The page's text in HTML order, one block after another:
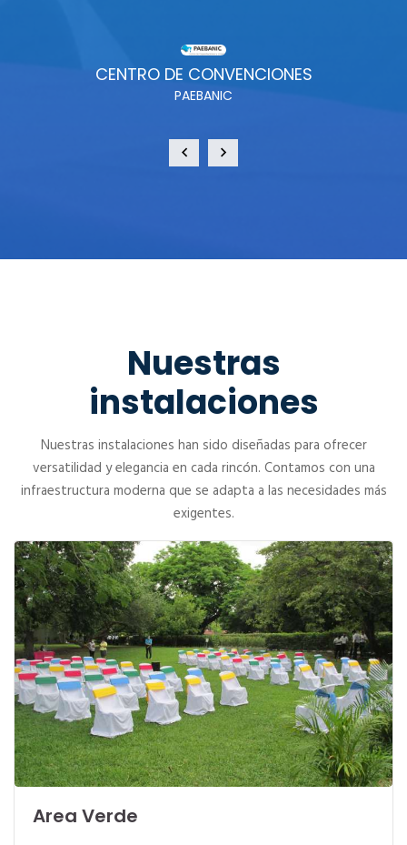
CENTRO DE CONVENCIONES
PAEBANIC
Nuestras
instalaciones
Nuestras instalaciones han sido diseñadas para ofrecer
versatilidad y elegancia en cada rincón. Contamos con una
infraestructura moderna que se adapta a las necesidades más
exigentes.
Area Verde